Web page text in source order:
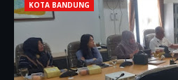
KOTA BANDUNG